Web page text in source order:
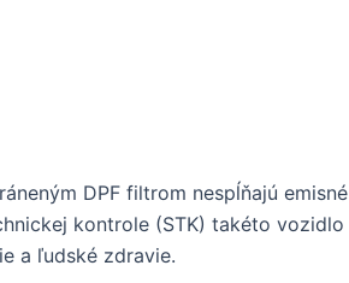
DPF filtrom nespĺňajú emisné
kontrole (STK) takéto vozidlo
a ľudské zdravie.